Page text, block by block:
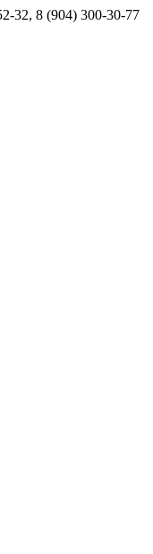
32, 8 (904) 300-30-77